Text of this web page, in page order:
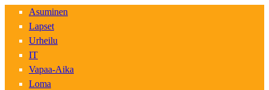
Asuminen
Lapset
Urheilu
IT
Vapaa-Aika
Loma